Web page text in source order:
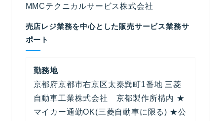
MMCテクニカルサービス株式会社
売店レジ業務を中心とした販売サービス業務サ
ポート
勤務地
京都府京都市右京区太秦巽町1番地 三菱
自動車工業株式会社 京都製作所構内 ★
マイカー通勤OK(三菱自動車に限る) ★公